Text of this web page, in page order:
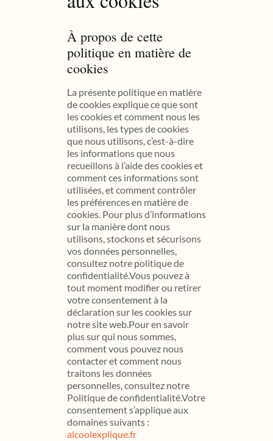
À propos de cette
politique en matière de
cookies
La présente politique en matière
de cookies explique ce que sont
les cookies et comment nous les
utilisons, les types de cookies
que nous utilisons, c’est-à-dire
les informations que nous
recueillons à l’aide des cookies et
comment ces informations sont
utilisées, et comment contrôler
les préférences en matière de
cookies. Pour plus d’informations
sur la manière dont nous
utilisons, stockons et sécurisons
vos données personnelles,
consultez notre politique de
confidentialité.Vous pouvez à
tout moment modifier ou retirer
votre consentement à la
déclaration sur les cookies sur
notre site web.Pour en savoir
plus sur qui nous sommes,
comment vous pouvez nous
contacter et comment nous
traitons les données
personnelles, consultez notre
Politique de confidentialité.Votre
consentement s’applique aux
domaines suivants :
alcoolexplique.fr